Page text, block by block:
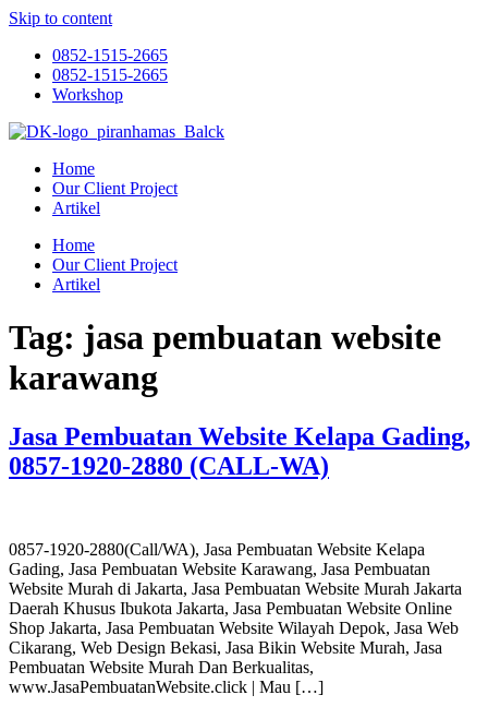
Skip to content
0852-1515-2665
0852-1515-2665
Workshop
Home
Our Client Project
Artikel
Home
Our Client Project
Artikel
Tag: jasa pembuatan website
karawang
Jasa Pembuatan Website Kelapa Gading,
0857-1920-2880 (CALL-WA)
0857-1920-2880(Call/WA), Jasa Pembuatan Website Kelapa
Gading, Jasa Pembuatan Website Karawang, Jasa Pembuatan
Website Murah di Jakarta, Jasa Pembuatan Website Murah Jakarta
Daerah Khusus Ibukota Jakarta, Jasa Pembuatan Website Online
Shop Jakarta, Jasa Pembuatan Website Wilayah Depok, Jasa Web
Cikarang, Web Design Bekasi, Jasa Bikin Website Murah, Jasa
Pembuatan Website Murah Dan Berkualitas,
www.JasaPembuatanWebsite.click | Mau […]